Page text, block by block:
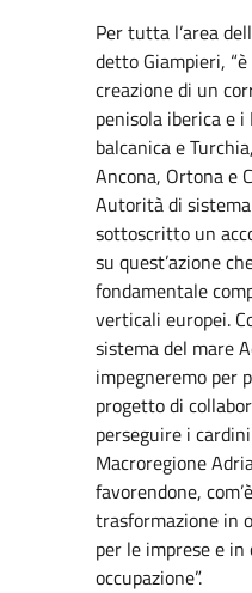
Per tutta l’area
detto Giampieri,
creazione di un
penisola iberica e i
balcanica e
Ancona, Ortona e
Autorità di
sottoscritto un
su quest’azione
fondamentale
verticali europei.
sistema del mare
impegneremo per
progetto di
perseguire i
Macroregione
favorendone,
trasformazione in
per le imprese e
occupazione”.